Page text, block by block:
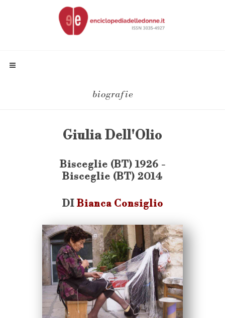
biografie
Giulia Dell'Olio
Bisceglie (BT) 1926 -
Bisceglie (BT) 2014
DI Bianca Consiglio